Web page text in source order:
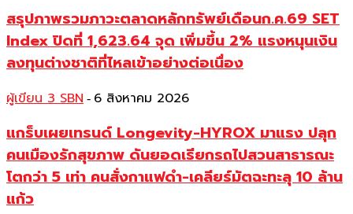
สรุปภาพรวมภาวะตลาดหลักทรัพย์เดือนก.ค.69 SET
Index ปิดที่ 1,623.64 จุด เพิ่มขึ้น 2% แรงหนุนเงิน
ลงทุนต่างชาติที่ไหลเข้าอย่างต่อเนื่อง
ผู้เขียน 3 SBN - 6 สิงหาคม 2026
แกร็บเผยเทรนด์ Longevity-HYROX มาแรง ปลุก
คนเมืองรักสุขภาพ ดันยอดเรียกรถไปสวนสาธารณะ
โตกว่า 5 เท่า คนสั่งกาแฟดำ-เคลียร์มัตฉะทะลุ 10 ล้าน
แก้ว